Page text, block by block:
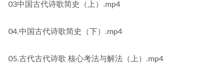
03中国古代诗歌简史（上）.mp4
04.中国古代诗歌简史（下）.mp4
05.古代古代诗歌 核心考法与解法（上）.mp4